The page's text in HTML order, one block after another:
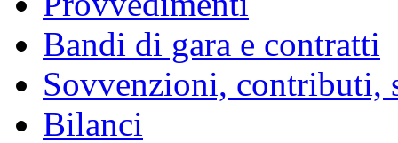
Bandi di gara e contratti
Sovvenzioni, contributi,
Bilanci